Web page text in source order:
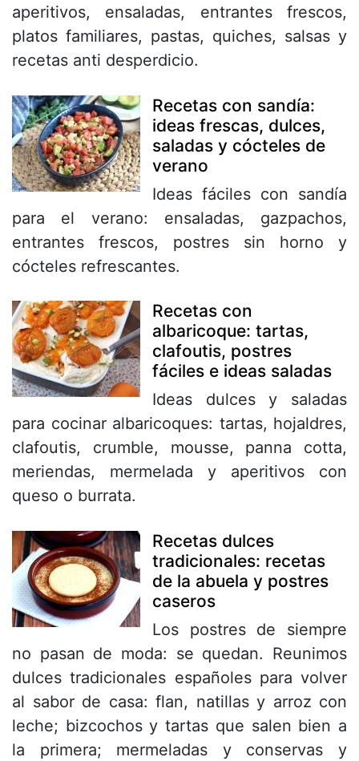
aperitivos, ensaladas, entrantes frescos,
platos familiares, pastas, quiches, salsas y
recetas anti desperdicio.
Recetas con sandía:
ideas frescas, dulces,
saladas y cócteles de
verano
Ideas fáciles con sandía
para el verano: ensaladas, gazpachos,
entrantes frescos, postres sin horno y
cócteles refrescantes.
Recetas con
albaricoque: tartas,
clafoutis, postres
fáciles e ideas saladas
Ideas dulces y saladas
para cocinar albaricoques: tartas, hojaldres,
clafoutis, crumble, mousse, panna cotta,
meriendas, mermelada y aperitivos con
queso o burrata.
Recetas dulces
tradicionales: recetas
de la abuela y postres
caseros
Los postres de siempre
no pasan de moda: se quedan. Reunimos
dulces tradicionales españoles para volver
al sabor de casa: flan, natillas y arroz con
leche; bizcochos y tartas que salen bien a
la primera; mermeladas y conservas y